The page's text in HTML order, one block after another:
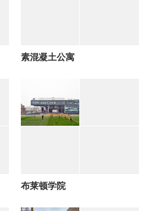
素混凝土公寓
布莱顿学院